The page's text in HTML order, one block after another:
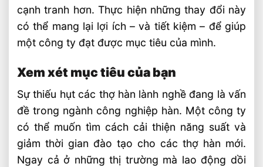
cạnh tranh hơn. Thực hiện những thay đổi này
có thể mang lại lợi ích – và tiết kiệm – để giúp
một công ty đạt được mục tiêu của mình.
Xem xét mục tiêu của bạn
Sự thiếu hụt các thợ hàn lành nghề đang là vấn
đề trong ngành công nghiệp hàn. Một công ty
có thể muốn tìm cách cải thiện năng suất và
giảm thời gian đào tạo cho các thợ hàn mới.
Ngay cả ở những thị trường mà lao động dồi